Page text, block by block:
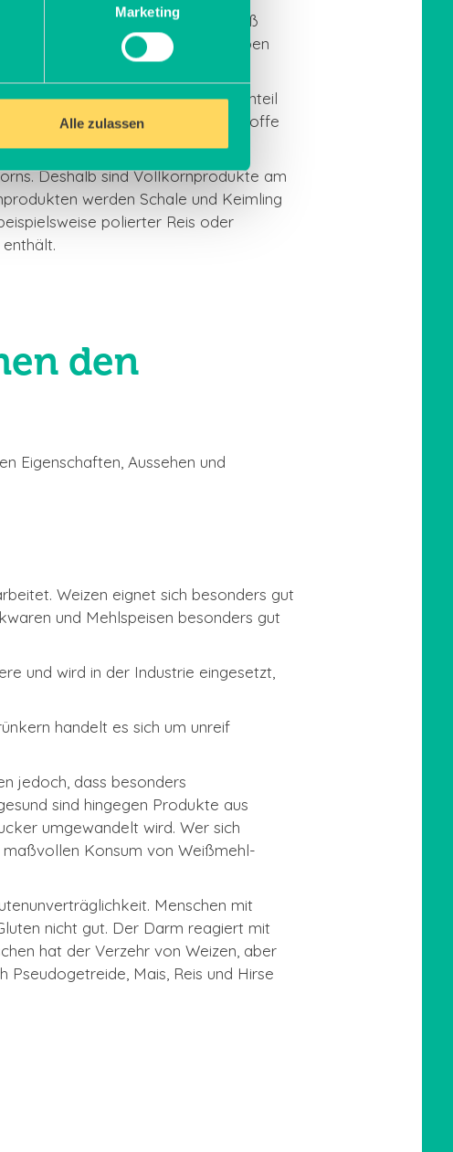
Marketing
Alle zulassen
neben Kohlenhydraten und Eiweiß
damit das Korn neu austreiben
Sie enthalten alle einen hohen Anteil
gute Quelle für Eiweiß, Ballaststoffe
Deshalb sind Vollkornprodukte am
werden Schale und Keimling
polierter Reis oder
den
Eigenschaften, Aussehen und
Weizen eignet sich besonders gut
und Mehlspeisen besonders gut
und wird in der Industrie eingesetzt,
handelt es sich um unreif
jedoch, dass besonders
sind hingegen Produkte aus
umgewandelt wird. Wer sich
Konsum von Weißmehl-
Menschen mit
nicht gut. Der Darm reagiert mit
hat der Verzehr von Weizen, aber
Pseudogetreide, Mais, Reis und Hirse